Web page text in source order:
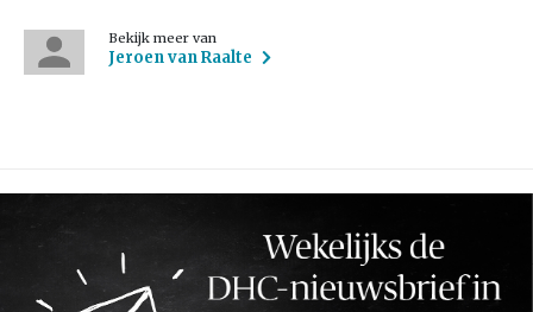
Bekijk meer van
Jeroen van Raalte